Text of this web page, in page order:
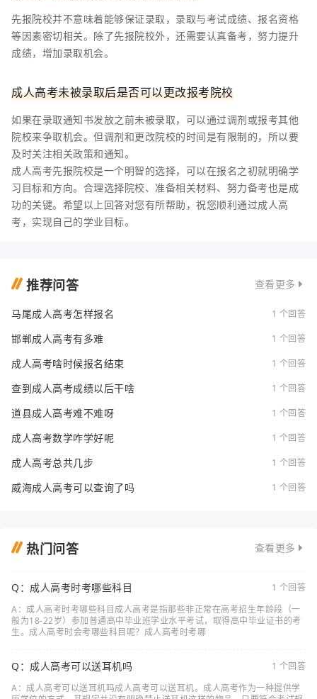
先报院校并不意味着能够保证录取，录取与考试成绩、报名资格
等因素密切相关。除了先报院校外，还需要认真备考，努力提升
成绩，增加录取机会。
成人高考未被录取后是否可以更改报考院校
如果在录取通知书发放之前未被录取，可以通过调剂或报考其他
院校来争取机会。但调剂和更改院校的时间是有限制的，所以要
及时关注相关政策和通知。
成人高考先报院校是一个明智的选择，可以在报名之初就明确学
习目标和方向。合理选择院校、准备相关材料、努力备考也是成
功的关键。希望以上回答对您有所帮助，祝您顺利通过成人高
考，实现自己的学业目标。
推荐问答 查看更多
马尾成人高考怎样报名 1 个回答
邯郸成人高考有多难 1 个回答
成人高考啥时候报名结束 1 个回答
查到成人高考成绩以后干啥 1 个回答
道县成人高考难不难呀 1 个回答
成人高考数学咋学好呢 1 个回答
成人高考总共几步 1 个回答
威海成人高考可以查询了吗 1 个回答
热门问答 查看更多
Q：成人高考时考哪些科目
1 个回答
A：成人高考时考哪些科目成人高考是指那些非正常在高考招生年龄段（一
般为18-22岁）参加普通高中毕业班学业水平考试，取得高中毕业证书的考
生。成人高考时会考哪些科目呢？成人高考时考哪
Q：成人高考可以送耳机吗
1 个回答
A：成人高考可以送耳机吗成人高考可以送耳机。成人高考作为一种提供学